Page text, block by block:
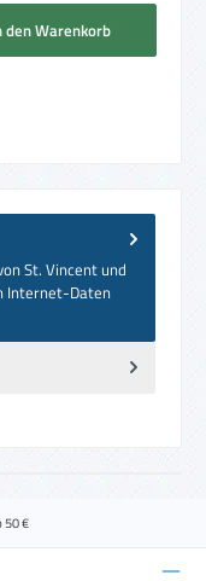
benutze die Schaltflächen um
den Warenkorb
St. Vincent und
Internet-Daten
50 €